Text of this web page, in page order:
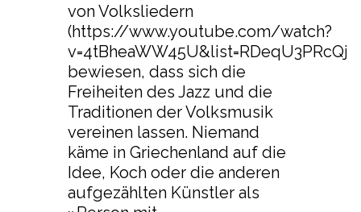
von Volksliedern
(https://www.youtube.com/watch?
bewiesen, dass sich die
Freiheiten des Jazz und die
Traditionen der Volksmusik
vereinen lassen. Niemand
käme in Griechenland auf die
Idee, Koch oder die anderen
aufgezählten Künstler als